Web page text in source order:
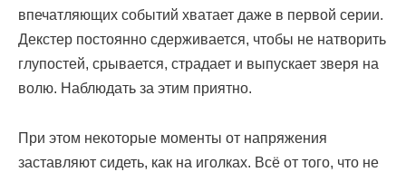
впечатляющих событий хватает даже в первой серии.
Декстер постоянно сдерживается, чтобы не натворить
глупостей, срывается, страдает и выпускает зверя на
волю. Наблюдать за этим приятно.
При этом некоторые моменты от напряжения
заставляют сидеть, как на иголках. Всё от того, что не